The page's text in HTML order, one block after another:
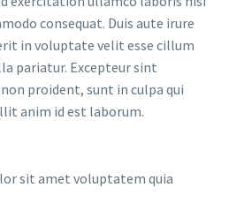
consequat. Duis aute irure
in voluptate velit esse cillum
pariatur. Excepteur sint
proident, sunt in culpa qui
anim id est laborum.
sit amet voluptatem quia